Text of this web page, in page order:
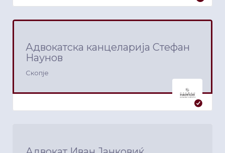
Адвокатска канцеларија Стефан
Наунов
Скопје